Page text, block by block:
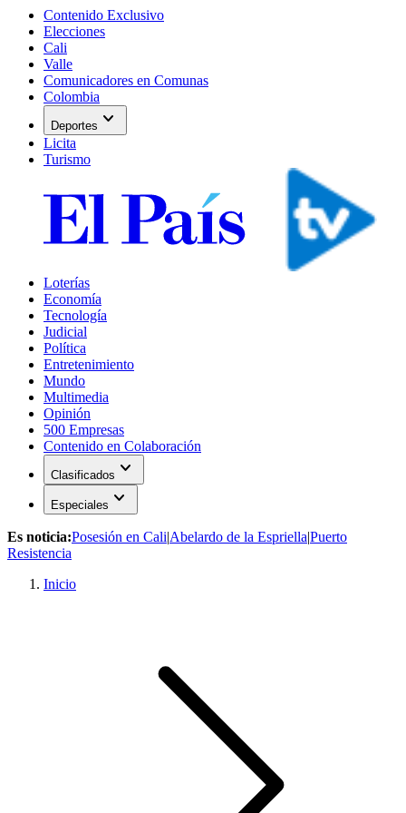
Contenido Exclusivo
Elecciones
Cali
Valle
Comunicadores en Comunas
Colombia
Deportes expand_more
Licita
Turismo
Loterías
Economía
Tecnología
Judicial
Política
Entretenimiento
Mundo
Multimedia
Opinión
500 Empresas
Contenido en Colaboración
Clasificados expand_more
Especiales expand_more
Es noticia:Posesión en Cali|Abelardo de la Espriella|Puerto
Resistencia
Inicio